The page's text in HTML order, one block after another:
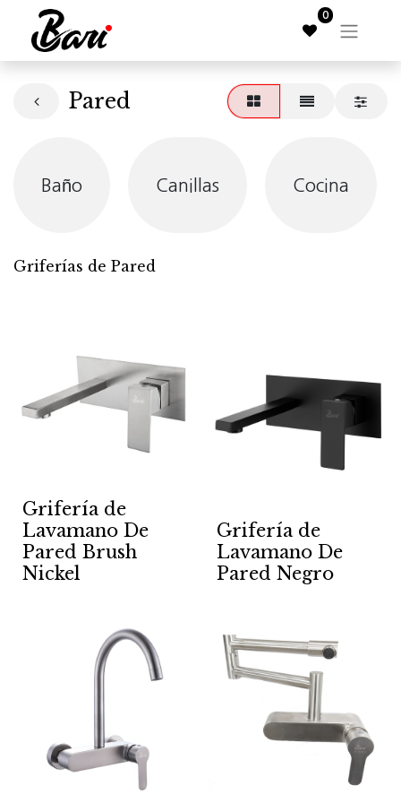
0
Pared
Baño Canillas Cocina
Griferías de Pared
Grifería de
Lavamano De
Pared Brush
Nickel
Grifería de
Lavamano De
Pared Negro